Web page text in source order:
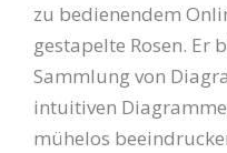
zu bedienendem
gestapelte Rosen. Er
Sammlung von
intuitiven
mühelos